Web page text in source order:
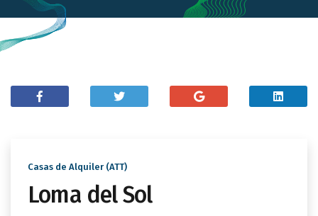
Casas de Alquiler (ATT)
Loma del Sol